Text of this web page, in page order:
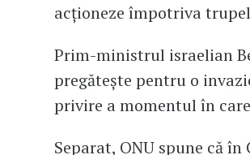
acționeze împotriva
Prim-ministrul israelian
pregătește pentru o
privire a momentul în
Separat, ONU spune că